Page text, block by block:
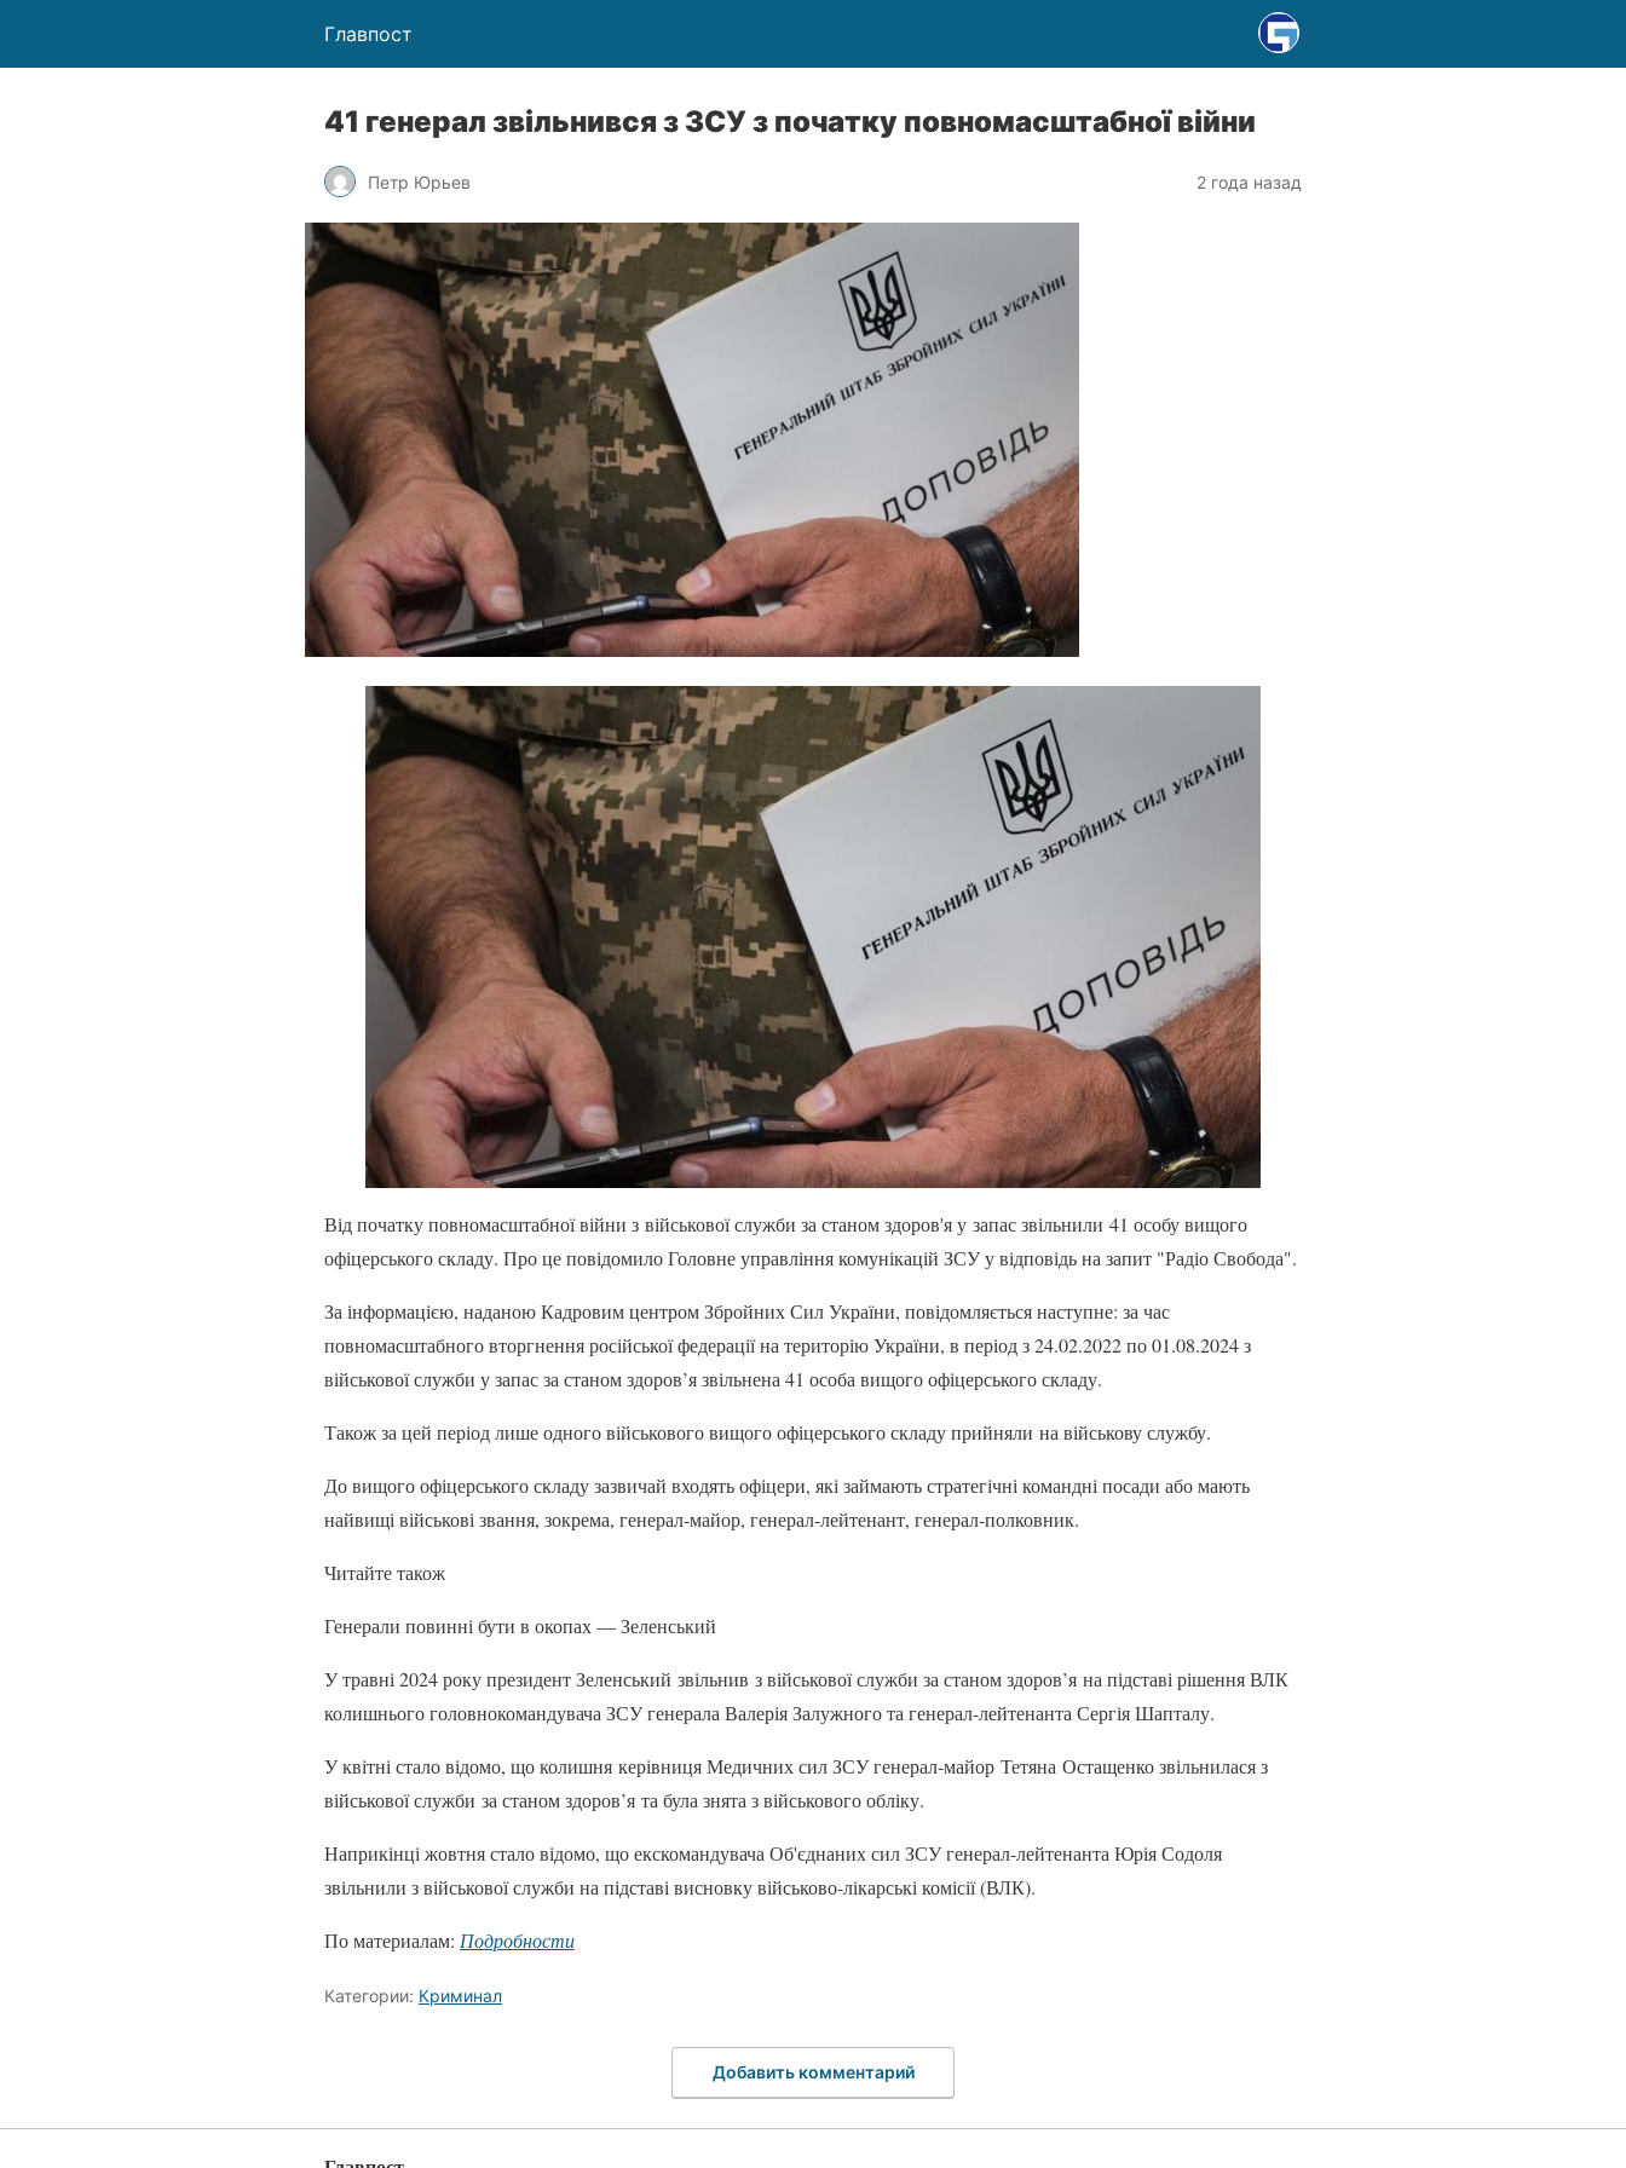
Главпост
41 генерал звільнився з ЗСУ з початку повномасштабної війни
Петр Юрьев 2 года назад
Від початку повномасштабної війни з військової служби за станом здоров'я у запас звільнили 41 особу вищого
офіцерського складу. Про це повідомило Головне управління комунікацій ЗСУ у відповідь на запит "Радіо Свобода".
За інформацією, наданою Кадровим центром Збройних Сил України, повідомляється наступне: за час
повномасштабного вторгнення російської федерації на територію України, в період з 24.02.2022 по 01.08.2024 з
військової служби у запас за станом здоров’я звільнена 41 особа вищого офіцерського складу.
Також за цей період лише одного військового вищого офіцерського складу прийняли на військову службу.
До вищого офіцерського складу зазвичай входять офіцери, які займають стратегічні командні посади або мають
найвищі військові звання, зокрема, генерал-майор, генерал-лейтенант, генерал-полковник.
Читайте також
Генерали повинні бути в окопах — Зеленський
У травні 2024 року президент Зеленський звільнив з військової служби за станом здоров’я на підставі рішення ВЛК
колишнього головнокомандувача ЗСУ генерала Валерія Залужного та генерал-лейтенанта Сергія Шапталу.
У квітні стало відомо, що колишня керівниця Медичних сил ЗСУ генерал-майор Тетяна Остащенко звільнилася з
військової служби за станом здоров’я та була знята з військового обліку.
Наприкінці жовтня стало відомо, що екскомандувача Об'єднаних сил ЗСУ генерал-лейтенанта Юрія Содоля
звільнили з військової служби на підставі висновку військово-лікарські комісії (ВЛК).
По материалам: Подробности
Категории: Криминал
Добавить комментарий